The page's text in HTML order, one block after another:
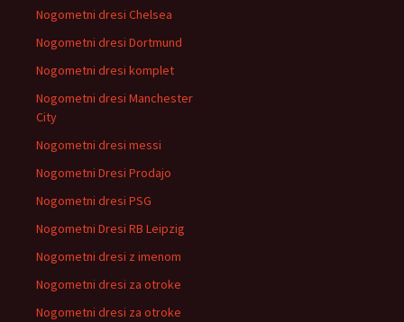
Nogometni dresi Chelsea
Nogometni dresi Dortmund
Nogometni dresi komplet
Nogometni dresi Manchester
City
Nogometni dresi messi
Nogometni Dresi Prodajo
Nogometni dresi PSG
Nogometni Dresi RB Leipzig
Nogometni dresi z imenom
Nogometni dresi za otroke
Nogometni dresi za otroke